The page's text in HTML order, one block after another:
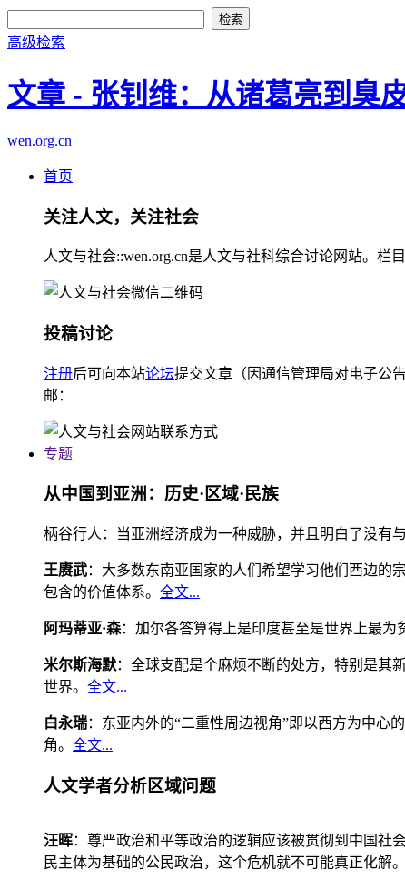
高级检索
文章 - 张钊维：从诸葛亮到臭
wen.org.cn
首页
关注人文，关注社会
人文与社会::wen.org.cn是人文与社科综合讨论网站。
投稿讨论
注册后可向本站论坛提交文章（因通信管理局对电子公
邮：
专题
从中国到亚洲：历史·区域·民族
柄谷行人：当亚洲经济成为一种威胁，并且明白了没有
王赓武：大多数东南亚国家的人们希望学习他们西边的
包含的价值体系。 全文...
阿玛蒂亚·森：加尔各答算得上是印度甚至是世界上最
米尔斯海默：全球支配是个麻烦不断的处方，特别是其
世界。 全文...
白永瑞：东亚内外的“二重性周边视角”即以西方为中心
角。 全文...
人文学者分析区域问题
汪晖：尊严政治和平等政治的逻辑应该被贯彻到中国社
民主体为基础的公民政治，这个危机就不可能真正化解。